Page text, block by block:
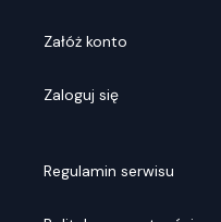
Załóż konto
Zaloguj się
Regulamin serwisu